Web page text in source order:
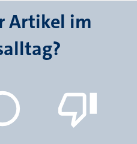
Artikel im